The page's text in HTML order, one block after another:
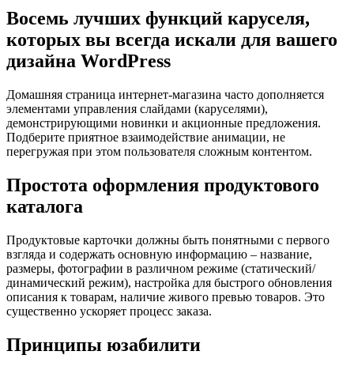
Восемь лучших функций каруселя,
которых вы всегда искали для вашего
дизайна WordPress
Домашняя страница интернет-магазина часто дополняется
элементами управления слайдами (каруселями),
демонстрирующими новинки и акционные предложения.
Подберите приятное взаимодействие анимации, не
перегружая при этом пользователя сложным контентом.
Простота оформления продуктового
каталога
Продуктовые карточки должны быть понятными с первого
взгляда и содержать основную информацию – название,
размеры, фотографии в различном режиме (статический/
динамический режим), настройка для быстрого обновления
описания к товарам, наличие живого превью товаров. Это
существенно ускоряет процесс заказа.
Принципы юзабилити